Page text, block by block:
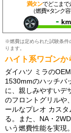
満タンでどこまで
（燃費×タンク容
- km
※燃費は定められた試験条件
ります。
ハイト系ワゴンか
ダイハツ ミラの
1530mmのハッチバ
に、親しみやすいデ
のフロントグリルや
ールなプレオ カス
る。また、NA・
いう燃費性能を実現